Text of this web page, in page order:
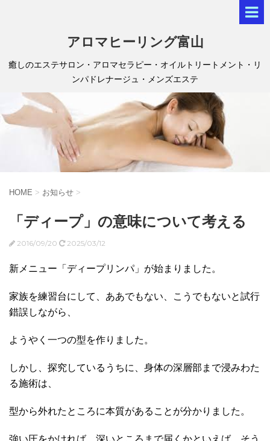
アロマヒーリング富山
癒しのエステサロン・アロマセラピー・オイルトリートメント・リ
ンパドレナージュ・メンズエステ
HOME > お知らせ >
「ディープ」の意味について考える
2016/09/20 2025/03/12
新メニュー「ディープリンパ」が始まりました。
家族を練習台にして、ああでもない、こうでもないと試行
錯誤しながら、
ようやく一つの型を作りました。
しかし、探究しているうちに、身体の深層部まで浸みわた
る施術は、
型から外れたところに本質があることが分かりました。
強い圧をかければ、深いところまで届くかといえば、そう